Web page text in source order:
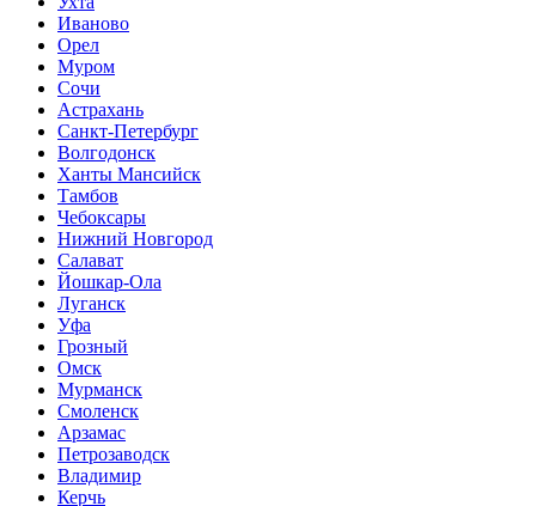
Иваново
Орел
Муром
Сочи
Астрахань
Санкт-Петербург
Волгодонск
Ханты Мансийск
Тамбов
Чебоксары
Нижний Новгород
Салават
Йошкар-Ола
Луганск
Уфа
Грозный
Омск
Мурманск
Смоленск
Арзамас
Петрозаводск
Владимир
Керчь